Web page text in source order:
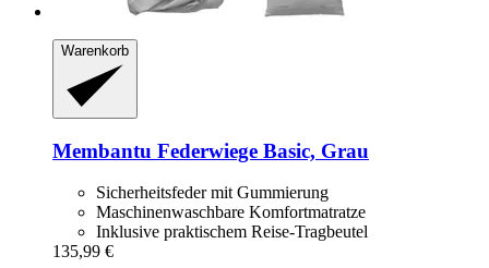
Warenkorb
Membantu Federwiege Basic, Grau
Sicherheitsfeder mit Gummierung
Maschinenwaschbare Komfortmatratze
Inklusive praktischem Reise-Tragbeutel
135,99 €